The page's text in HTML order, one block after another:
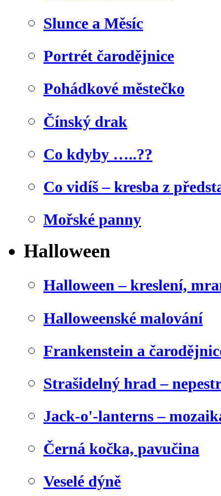
Slunce a Měsíc
Portrét čarodějnice
Pohádkové městečko
Čínský drak
Co kdyby …..??
Co vidíš – kresba z
Mořské panny
Halloween
Halloween – kreslení,
Halloweenské malování
Frankenstein a
Strašidelný hrad –
Jack-o'-lanterns –
Černá kočka, pavučina
Veselé dýně